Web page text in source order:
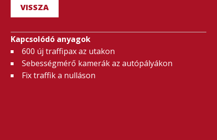
VISSZA
Kapcsolódó anyagok
600 új traffipax az utakon
Sebességmérő kamerák az autópályákon
Fix traffik a nulláson